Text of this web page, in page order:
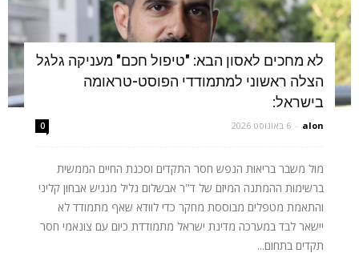
לא מחכים לאסון הבא: "טיפול חכם" מעניקה גלגל
הצלה ראשוני למתמודדי הפוסט-טראומה
בישראל:
alon
- 6 באוגוסט 2026 0
מול משבר בריאות הנפש חסר התקדים וסכנת החיים הממשית
ברשימות ההמתנה המיזם של ד"ר אבשלום גליל מנגיש אבחון קליני
והתאמת מטפלים מבוססת מחקר כדי לוודא שאף מתמודד לא
יישאר לבד במערכה מדינת ישראל מתמודדת כיום עם צונאמי חסר
תקדים בתחום...